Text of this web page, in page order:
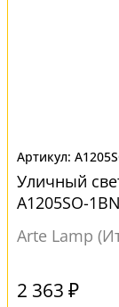
Уличный
A1205SO-1BN
Arte Lamp
2 363 ₽